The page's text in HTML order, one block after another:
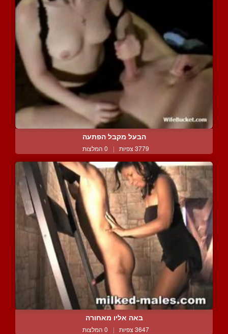
הבעל מקבל הפתעה
3779 צפיות | 0 המלצות
באה אליו מאחורה
3647 צפיות | 0 המלצות